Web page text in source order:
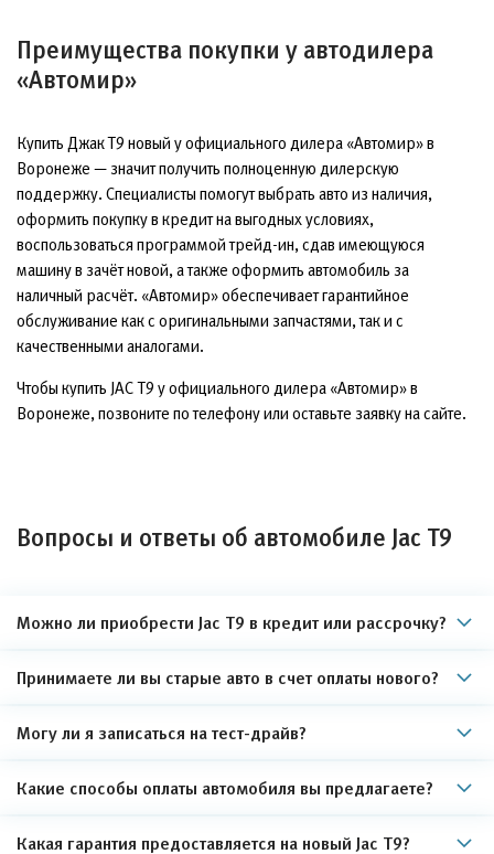
Преимущества покупки у автодилера
«Автомир»
Купить Джак Т9 новый у официального дилера «Автомир» в
Воронеже — значит получить полноценную дилерскую
поддержку. Специалисты помогут выбрать авто из наличия,
оформить покупку в кредит на выгодных условиях,
воспользоваться программой трейд-ин, сдав имеющуюся
машину в зачёт новой, а также оформить автомобиль за
наличный расчёт. «Автомир» обеспечивает гарантийное
обслуживание как с оригинальными запчастями, так и с
качественными аналогами.
Чтобы купить JAC T9 у официального дилера «Автомир» в
Воронеже, позвоните по телефону или оставьте заявку на сайте.
Вопросы и ответы об автомобиле Jac T9
Можно ли приобрести Jac T9 в кредит или рассрочку?
Принимаете ли вы старые авто в счет оплаты нового?
Могу ли я записаться на тест-драйв?
Какие способы оплаты автомобиля вы предлагаете?
Какая гарантия предоставляется на новый Jac T9?